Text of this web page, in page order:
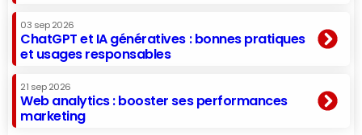
03 sep 2026
ChatGPT et IA génératives : bonnes pratiques
et usages responsables
21 sep 2026
Web analytics : booster ses performances
marketing